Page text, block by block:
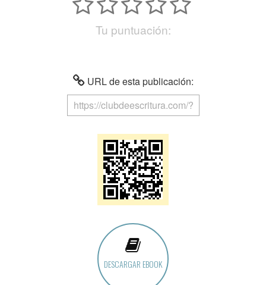
Tu puntuación:
URL de esta publicación:
DESCARGAR EBOOK